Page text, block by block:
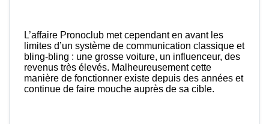
L’affaire Pronoclub met cependant en avant les
limites d’un système de communication classique et
bling-bling : une grosse voiture, un influenceur, des
revenus très élevés. Malheureusement cette
manière de fonctionner existe depuis des années et
continue de faire mouche auprès de sa cible.